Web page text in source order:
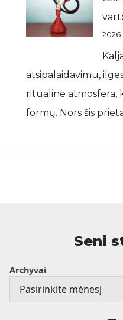
atsipalaidavimu,
ritualine atmosfera,
formų. Nors šis
Seni
Archyvai